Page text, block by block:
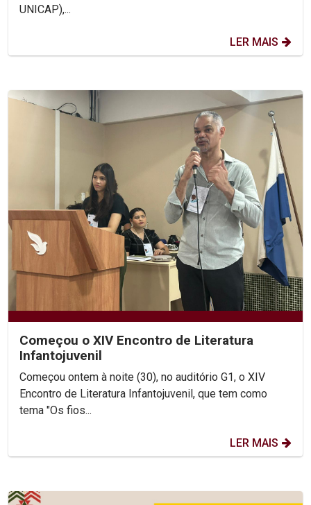
UNICAP),...
LER MAIS
Começou o XIV Encontro de Literatura
Infantojuvenil
Começou ontem à noite (30), no auditório G1, o XIV
Encontro de Literatura Infantojuvenil, que tem como
tema "Os fios...
LER MAIS